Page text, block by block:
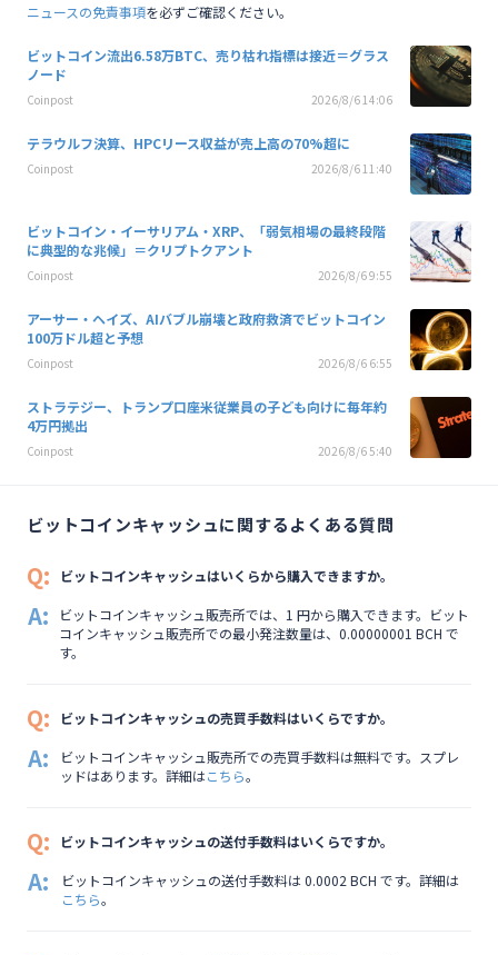
ビットコインキャッシュに関するよくある質問
Q: ビットコインキャッシュはいくらから購入できますか。
A:
ビットコインキャッシュ販売所では、1 円から購入できます。ビット
コインキャッシュ販売所での最小発注数量は、0.00000001 BCH で
す。
Q: ビットコインキャッシュの売買手数料はいくらですか。
A:
ビットコインキャッシュ販売所での売買手数料は無料です。スプレ
ッドはあります。詳細はこちら。
Q: ビットコインキャッシュの送付手数料はいくらですか。
A:
ビットコインキャッシュの送付手数料は 0.0002 BCH です。詳細は
こちら。
ニュースの免責事項を必ずご確認ください。
ビットコイン流出6.58万BTC、売り枯れ指標は接近＝グラス
ノード
Coinpost 2026/8/6 14:06
テラウルフ決算、HPCリース収益が売上高の70%超に
Coinpost 2026/8/6 11:40
ビットコイン・イーサリアム・XRP、「弱気相場の最終段階
に典型的な兆候」＝クリプトクアント
Coinpost 2026/8/6 9:55
アーサー・ヘイズ、AIバブル崩壊と政府救済でビットコイン
100万ドル超と予想
Coinpost 2026/8/6 6:55
ストラテジー、トランプ口座米従業員の子ども向けに毎年約
4万円拠出
Coinpost 2026/8/6 5:40